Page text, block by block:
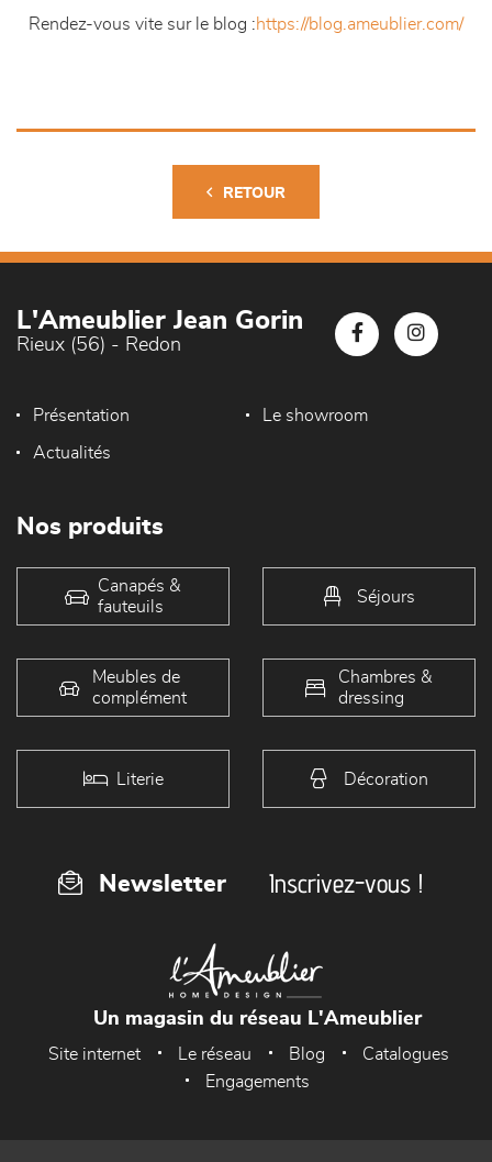
Rendez-vous vite sur le blog :https://blog.ameublier.com/
RETOUR
L'Ameublier Jean Gorin
Rieux (56) - Redon
Présentation Le showroom
Actualités
Nos produits
Canapés &
fauteuils
Séjours
Meubles de
complément
Chambres &
dressing
Literie Décoration
Newsletter Inscrivez-vous !
Un magasin du réseau L'Ameublier
Site internet Le réseau Blog
Catalogues
Engagements